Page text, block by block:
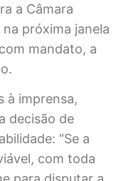
a Câmara
próxima janela
mandato, a
à imprensa,
decisão de
“Se a
com toda